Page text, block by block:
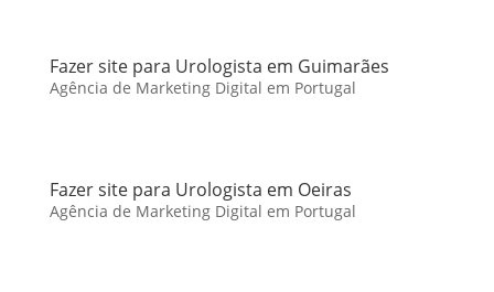
Fazer site para Urologista em Guimarães
Agência de Marketing Digital em Portugal
Fazer site para Urologista em Oeiras
Agência de Marketing Digital em Portugal